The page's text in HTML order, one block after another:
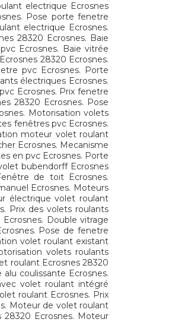
electrique Ecrosnes
Pose porte fenetre
electrique Ecrosnes.
28320 Ecrosnes. Baie
Ecrosnes. Baie vitrée
28320 Ecrosnes.
pvc Ecrosnes. Porte
électriques Ecrosnes.
Ecrosnes. Prix fenetre
28320 Ecrosnes. Pose
Motorisation volets
fenêtres pvc Ecrosnes.
moteur volet roulant
Ecrosnes. Mecanisme
en pvc Ecrosnes. Porte
bubendorff Ecrosnes
de toit Ecrosnes.
Ecrosnes. Moteurs
électrique volet roulant
Prix des volets roulants
Double vitrage
Pose de fenetre
volet roulant existant
volets roulants
roulant Ecrosnes 28320
coulissante Ecrosnes.
volet roulant intégré
roulant Ecrosnes. Prix
Moteur de volet roulant
Ecrosnes. Moteur